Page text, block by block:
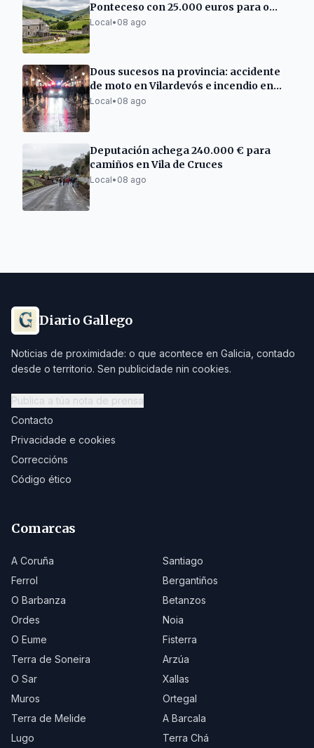
Ponteceso con 25.000 euros para o
campamento de verán
Local• 08 ago
Dous sucesos na provincia: accidente
de moto en Vilardevós e incendio en
Barbadás
Local• 08 ago
Deputación achega 240.000 € para
camiños en Vila de Cruces
Local• 08 ago
Diario Gallego
Noticias de proximidade: o que acontece en Galicia, contado
desde o territorio. Sen publicidade nin cookies.
Publica a túa nota de prensa
Contacto
Privacidade e cookies
Correccións
Código ético
Comarcas
A Coruña
Santiago
Ferrol
Bergantiños
O Barbanza
Betanzos
Ordes
Noia
O Eume
Fisterra
Terra de Soneira
Arzúa
O Sar
Xallas
Muros
Ortegal
Terra de Melide
A Barcala
Lugo
Terra Chá